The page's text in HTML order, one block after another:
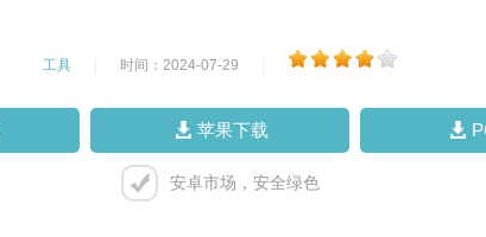
工具 时间：2024-07-29
苹果下载
安卓市场，安全绿色